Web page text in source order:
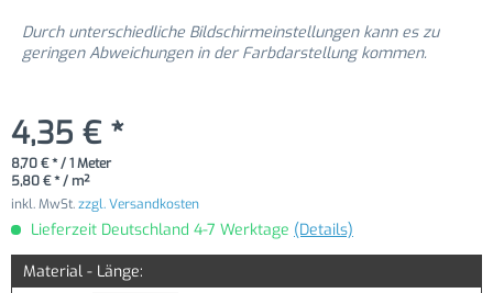
Durch unterschiedliche Bildschirmeinstellungen kann es zu
geringen Abweichungen in der Farbdarstellung kommen.
4,35 € *
8,70 € * / 1 Meter
5,80 € * / m²
inkl. MwSt.zzgl. Versandkosten
Lieferzeit Deutschland 4-7 Werktage (Details)
Material - Länge: